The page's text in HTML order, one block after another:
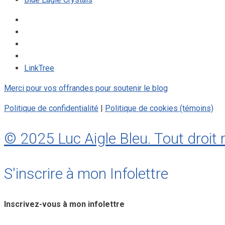
LinkTree
Merci pour vos offrandes pour soutenir le blog
Politique de confidentialité Politique de cookies (témoins)
© 2025 Luc Aigle Bleu. Tout droit
S'inscrire à mon Infolettre
Inscrivez-vous à mon infolettre